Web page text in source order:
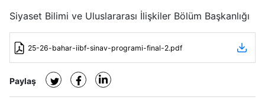
Siyaset Bilimi ve Uluslararası İlişkiler Bölüm Başkanlığı
25-26-bahar-iibf-sinav-programi-final-2.pdf
Paylaş